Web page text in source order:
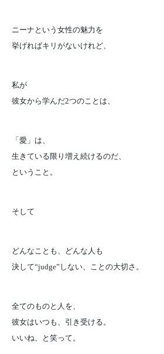
ニーナという女性の魅力を
挙げればキリがないけれど、
私が
彼女から学んだ2つのことは、
「愛」は、
生きている限り増え続けるのだ、
ということ。
そして
どんなことも、どんな人も
決して“judge”しない、ことの大切さ。
全てのものと人を、
彼女はいつも、引き受ける。
いいね、と笑って。